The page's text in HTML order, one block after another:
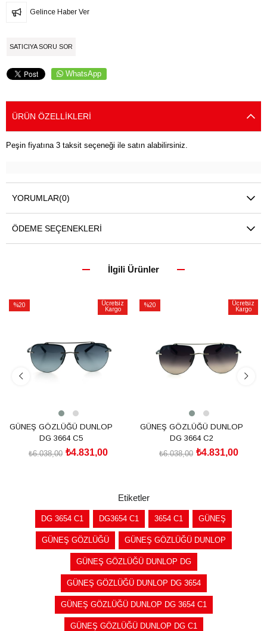
Gelince Haber Ver
SATICIYA SORU SOR
WhatsApp
ÜRÜN ÖZELLIKLERI
Peşin fiyatına 3 taksit seçeneği ile satın alabilirsiniz.
YORUMLAR(0)
ÖDEME SEÇENEKLERI
İlgili Ürünler
%20
Ücretsiz
Kargo
GÜNEŞ GÖZLÜĞÜ DUNLOP
DG 3664 C5
₺4.831,00
₺6.038,00
%20
Ücretsiz
Kargo
GÜNEŞ GÖZLÜĞÜ DUNLOP
DG 3664 C2
₺4.831,00
₺6.038,00
Etiketler
DG 3654 C1 DG3654 C1 3654 C1 GÜNEŞ
GÜNEŞ GÖZLÜĞÜ GÜNEŞ GÖZLÜĞÜ DUNLOP
GÜNEŞ GÖZLÜĞÜ DUNLOP DG
GÜNEŞ GÖZLÜĞÜ DUNLOP DG 3654
GÜNEŞ GÖZLÜĞÜ DUNLOP DG 3654 C1
GÜNEŞ GÖZLÜĞÜ DUNLOP DG C1